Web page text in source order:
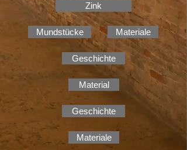
Zink
Mundstücke Materiale
Geschichte
Material
Geschichte
Materiale